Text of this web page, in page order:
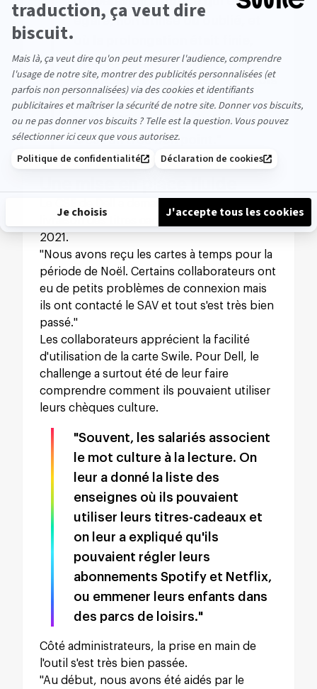
égaré, non utilisé ou oublié, et
était perdu. Cela représentait
beaucoup d'argent à chaque fois
alors que nous n'étions qu'un
petit CSE avec peu de fonds.
C'est un très bon point."
livraison des titres cadeaux fin octobre
2021.
"Nous avons reçu les cartes à temps pour la
période de Noël. Certains collaborateurs ont
eu de petits problèmes de connexion mais
ils ont contacté le SAV et tout s'est très bien
passé."
Les collaborateurs apprécient la facilité
d'utilisation de la carte Swile. Pour Dell, le
challenge a surtout été de leur faire
comprendre comment ils pouvaient utiliser
leurs chèques culture.
"Souvent, les salariés associent
le mot culture à la lecture. On
leur a donné la liste des
enseignes où ils pouvaient
utiliser leurs titres-cadeaux et
on leur a expliqué qu'ils
pouvaient régler leurs
abonnements Spotify et Netflix,
ou emmener leurs enfants dans
des parcs de loisirs."
Côté administrateurs, la prise en main de
l'outil s'est très bien passée.
"Au début, nous avons été aidés par le